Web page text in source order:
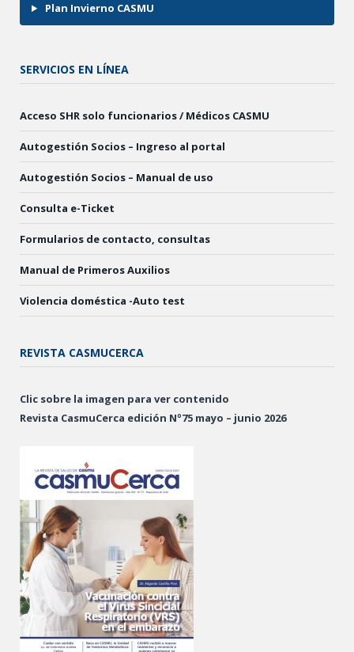
Plan Invierno CASMU
SERVICIOS EN LÍNEA
Acceso SHR solo funcionarios / Médicos CASMU
Autogestión Socios – Ingreso al portal
Autogestión Socios – Manual de uso
Consulta e-Ticket
Formularios de contacto, consultas
Manual de Primeros Auxilios
Violencia doméstica -Auto test
REVISTA CASMUCERCA
Clic sobre la imagen para ver contenido
Revista CasmuCerca edición Nº75 mayo – junio 2026